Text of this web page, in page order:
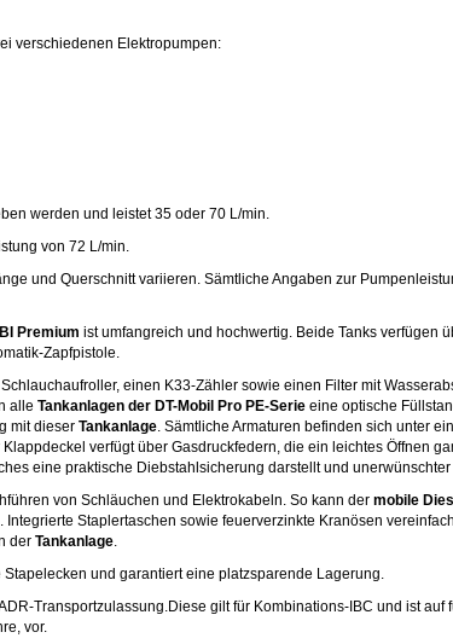
verschiedenen Elektropumpen:
werden und leistet 35 oder 70 L/min.
von 72 L/min.
und Querschnitt variieren. Sämtliche Angaben zur
Premium ist umfangreich und hochwertig. Beide Tanks verfügen
Zapfpistole.
einen K33-Zähler sowie einen Filter mit
alle Tankanlagen der DT-Mobil Pro PE-Serie eine optische
mit dieser Tankanlage. Sämtliche Armaturen befinden sich unter
verfügt über Gasdruckfedern, die ein leichtes Öffnen
eine praktische Diebstahlsicherung darstellt und
von Schläuchen und Elektrokabeln. So kann der mobile
Staplertaschen sowie feuerverzinkte Kranösen
der Tankanlage.
und garantiert eine platzsparende Lagerung.
Transportzulassung.Diese gilt für Kombinations-IBC und ist auf
vor.